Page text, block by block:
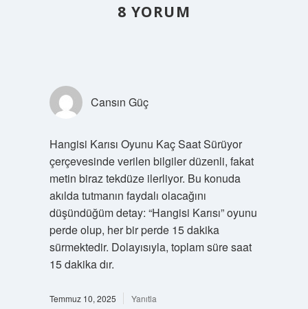
8 YORUM
Cansın Güç
Hangisi Karısı Oyunu Kaç Saat Sürüyor
çerçevesinde verilen bilgiler düzenli, fakat
metin biraz tekdüze ilerliyor. Bu konuda
akılda tutmanın faydalı olacağını
düşündüğüm detay: “Hangisi Karısı” oyunu
perde olup, her bir perde 15 dakika
sürmektedir. Dolayısıyla, toplam süre saat
15 dakika dır.
Temmuz 10, 2025 Yanıtla